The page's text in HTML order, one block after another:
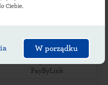
Ciebie.
W porządku
17-100 Bielsk Podlaski,
24/7 Przy myjni bezdotykowej
Płatność apką InPost oraz
PayByLink